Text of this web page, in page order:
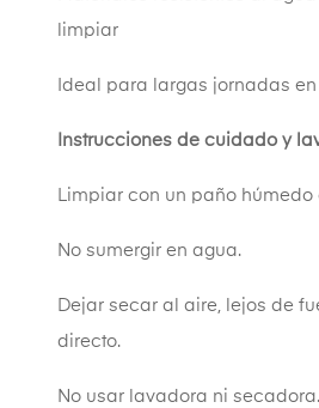
limpiar
Ideal para largas jornadas
Instrucciones de cuidado y
Limpiar con un paño húmedo
No sumergir en agua.
Dejar secar al aire, lejos de
directo.
No usar lavadora ni secadora.